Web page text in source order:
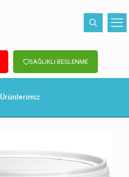
SAĞLIKLI BESLENME
Ürünlerimiz